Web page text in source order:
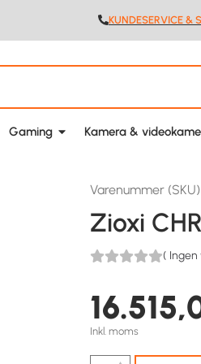
KUNDESERVICE &
Gaming Kamera &
Varenummer
Zioxi
( Ingen
Inkl. moms